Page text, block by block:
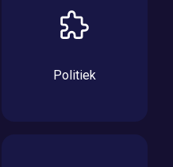
Politiek